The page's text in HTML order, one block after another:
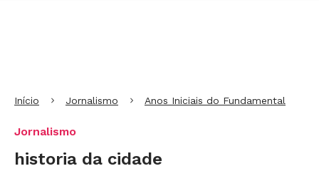
Início Jornalismo Anos Iniciais do Fundamental
Jornalismo
historia da cidade